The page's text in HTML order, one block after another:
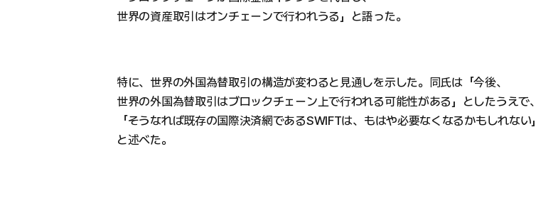
世界の資産取引はオンチェーンで行われうる」と語った。
特に、世界の外国為替取引の構造が変わると見通しを示した。同氏は「今後、
世界の外国為替取引はブロックチェーン上で行われる可能性がある」としたうえで、
「そうなれば既存の国際決済網であるSWIFTは、もはや必要なくなるかもしれない」
と述べた。